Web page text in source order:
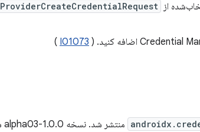
از ProviderCreateCredentialRequest
I01073
)
منتشر شد. نسخه 1.0.0-alpha03 شامل